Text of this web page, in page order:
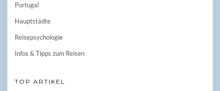
Portugal
Hauptstädte
Reisepsychologie
Infos & Tipps zum Reisen
TOP ARTIKEL